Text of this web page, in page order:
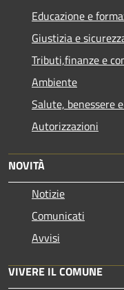
Educazione e
Giustizia e
Tributi,finanze e
Ambiente
Salute, benessere
Autorizzazioni
NOVITÀ
Notizie
Comunicati
Avvisi
VIVERE IL COMUNE